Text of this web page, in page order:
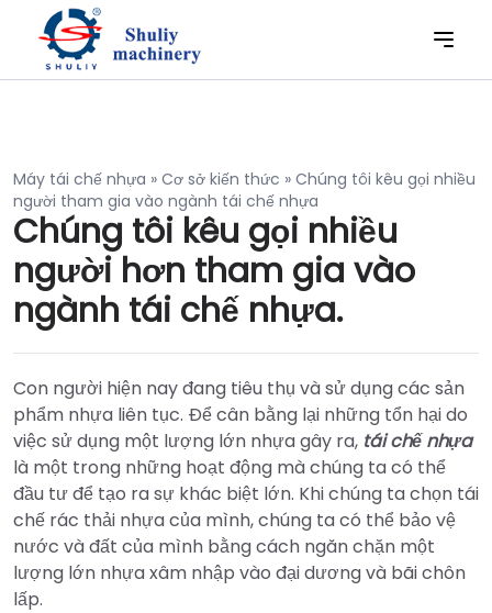
Máy tái chế nhựa » Cơ sở kiến thức » Chúng tôi kêu gọi nhiều
người tham gia vào ngành tái chế nhựa
Chúng tôi kêu gọi nhiều
người hơn tham gia vào
ngành tái chế nhựa.
Con người hiện nay đang tiêu thụ và sử dụng các sản
phẩm nhựa liên tục. Để cân bằng lại những tổn hại do
việc sử dụng một lượng lớn nhựa gây ra, tái chế nhựa
là một trong những hoạt động mà chúng ta có thể
đầu tư để tạo ra sự khác biệt lớn. Khi chúng ta chọn tái
chế rác thải nhựa của mình, chúng ta có thể bảo vệ
nước và đất của mình bằng cách ngăn chặn một
lượng lớn nhựa xâm nhập vào đại dương và bãi chôn
lấp.